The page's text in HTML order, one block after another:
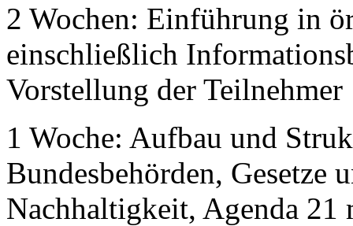
2 Wochen: Einführung in
einschließlich
Vorstellung der Teilnehmer
1 Woche: Aufbau und
Bundesbehörden, Gesetze
Nachhaltigkeit, Agenda 21